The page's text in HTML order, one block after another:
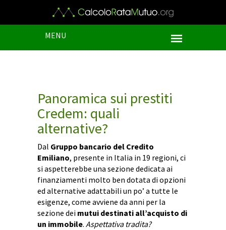
MENU
Panoramica sui prestiti
Credem: quali
alternative?
Dal Gruppo bancario del Credito
Emiliano, presente in Italia in 19 regioni, ci
si aspetterebbe una sezione dedicata ai
finanziamenti molto ben dotata di opzioni
ed alternative adattabili un po’ a tutte le
esigenze, come avviene da anni per la
sezione dei mutui destinati all’acquisto di
un immobile. Aspettativa tradita?